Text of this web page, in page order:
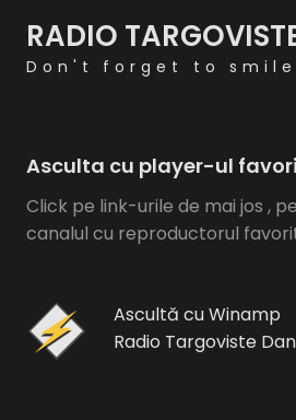
RADIO
Don't forget to
Asculta cu player-ul
Click pe link-urile de mai jos ,
canalul cu reproductorul
Ascultă cu Winamp
Radio Targoviste